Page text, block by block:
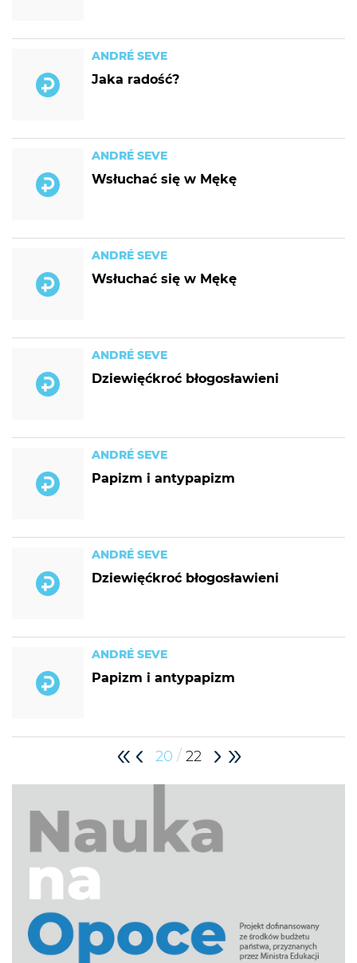
ANDRÉ SEVE
Jaka radość?
ANDRÉ SEVE
Wsłuchać się w Mękę
ANDRÉ SEVE
Wsłuchać się w Mękę
ANDRÉ SEVE
Dziewięćkroć błogosławieni
ANDRÉ SEVE
Papizm i antypapizm
ANDRÉ SEVE
Dziewięćkroć błogosławieni
ANDRÉ SEVE
Papizm i antypapizm
20 / 22